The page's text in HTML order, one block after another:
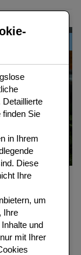
Bangkok
Reisnudeln mit
Fischsauce.
Detaillierte
finden Sie
in Ihrem
Diese
Ihre
um
Ihre
und
mit Ihrer